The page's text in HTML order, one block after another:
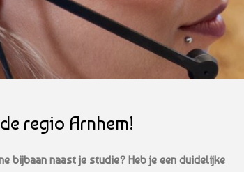
regio Arnhem!
bijbaan naast je studie? Heb je een duidelijke